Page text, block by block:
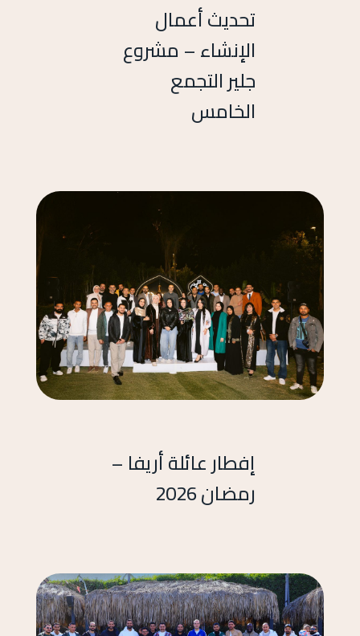
تحديث أعمال
الإنشاء – مشروع
جلير التجمع
الخامس
إفطار عائلة أريفا –
رمضان 2026